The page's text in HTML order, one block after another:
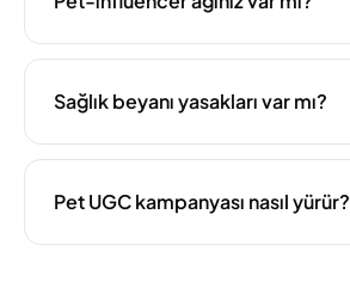
Sağlık beyanı yasakları var mı?
Pet UGC kampanyası nasıl yürür?